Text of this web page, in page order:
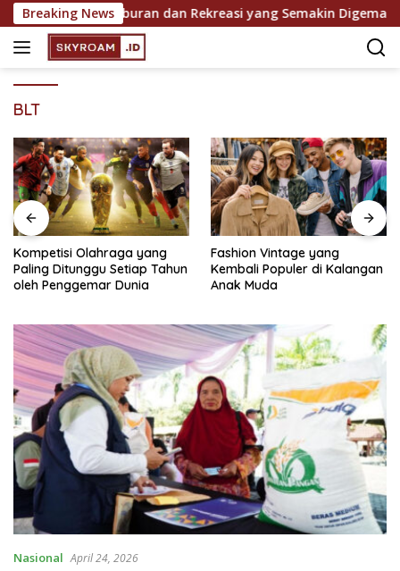
Skip
to
content
Breaking News
Sarana Hiburan dan Rekreasi yang Semakin Digemari
BLT
Kompetisi Olahraga yang
Paling Ditunggu Setiap Tahun
oleh Penggemar Dunia
Fashion Vintage yang
Kembali Populer di Kalangan
Anak Muda
Nasional April 24, 2026